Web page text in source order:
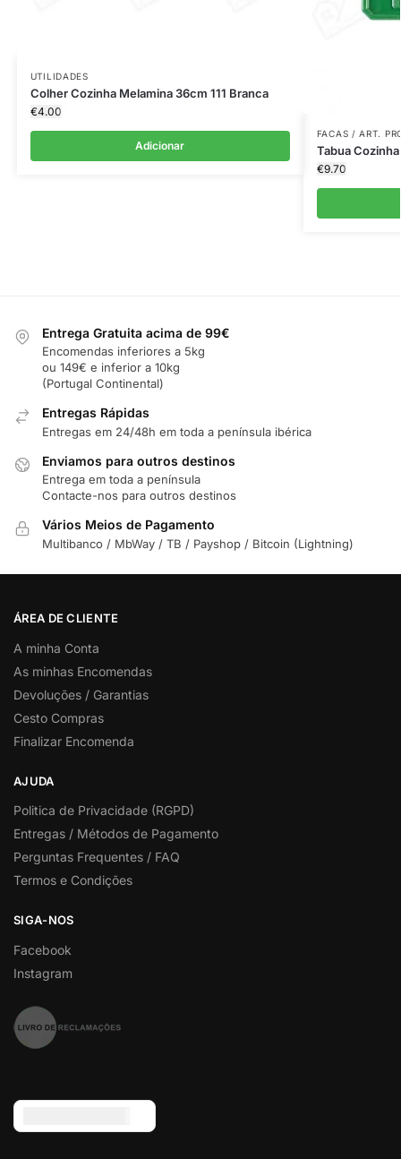
UTILIDADES
Colher Cozinha Melamina 36cm 111 Branca
€4.00
Adicionar
FACAS / ART.
Tabua
€9.70
Entrega Gratuita acima de 99€
Encomendas inferiores a 5kg
ou 149€ e inferior a 10kg
(Portugal Continental)
Entregas Rápidas
Entregas em 24/48h em toda a península ibérica
Enviamos para outros destinos
Entrega em toda a península
Contacte-nos para outros destinos
Vários Meios de Pagamento
Multibanco / MbWay / TB / Payshop / Bitcoin (Lightning)
ÁREA DE CLIENTE
A minha Conta
As minhas Encomendas
Devoluções / Garantias
Cesto Compras
Finalizar Encomenda
AJUDA
Politica de Privacidade (RGPD)
Entregas / Métodos de Pagamento
Perguntas Frequentes / FAQ
Termos e Condições
SIGA-NOS
Facebook
Instagram